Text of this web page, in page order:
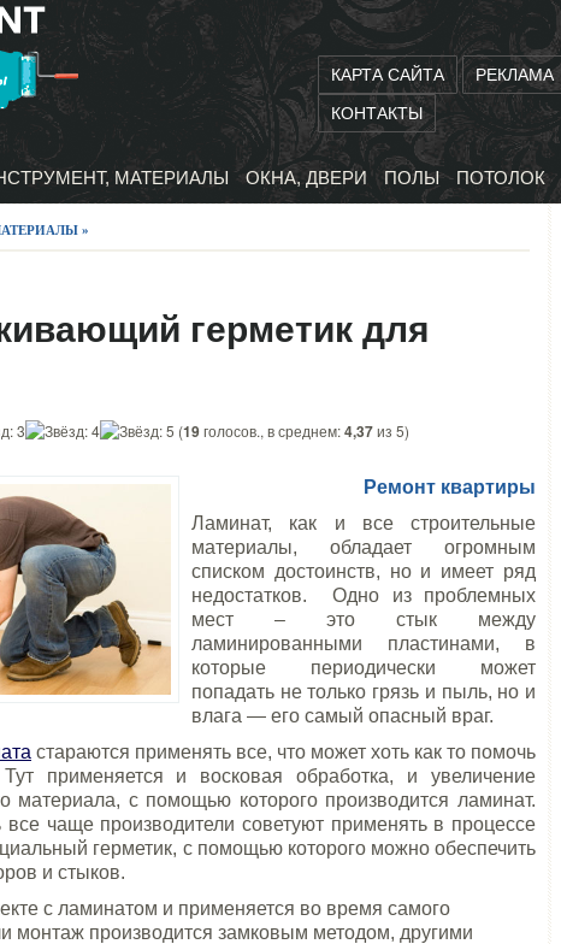
КАРТА САЙТА РЕКЛАМА
КОНТАКТЫ
МАТЕРИАЛЫ ОКНА, ДВЕРИ ПОЛЫ ПОТОЛОК
»
герметик для
(19голосов., в среднем:4,37из 5)
Ремонт квартиры
Ламинат, как и все строительные
материалы, обладает огромным
списком достоинств, но и имеет ряд
недостатков. Одно из проблемных
мест – это стык между
ламинированными пластинами, в
которые периодически может
попадать не только грязь и пыль, но и
влага — его самый опасный враг.
стараются применять все, что может хоть как то помочь
применяется и восковая обработка, и увеличение
материала, с помощью которого производится ламинат.
чаще производители советуют применять в процессе
герметик, с помощью которого можно обеспечить
и стыков.
с ламинатом и применяется во время самого
монтаж производится замковым методом, другими